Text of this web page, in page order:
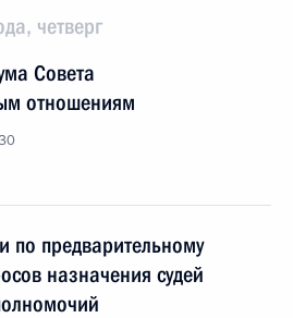
четверг
Совета
отношениям
по предварительному
назначения судей